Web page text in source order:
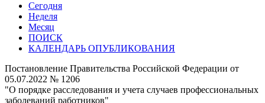
Сегодня
Неделя
Месяц
ПОИСК
КАЛЕНДАРЬ ОПУБЛИКОВАНИЯ
Постановление Правительства Российской Федерации от
05.07.2022 № 1206
"О порядке расследования и учета случаев профессиональных
заболеваний работников"